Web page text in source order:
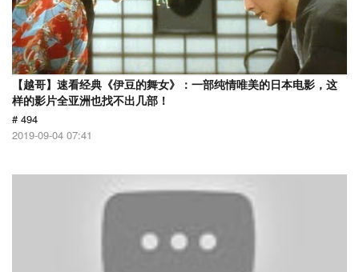
【越哥】速看经典《伊豆的舞女》：一部纯情唯美的日本电影，这
样的影片全亚洲也找不出几部！
# 494
2019-09-04 07:41